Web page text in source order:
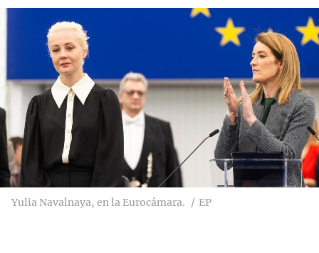
Yulia Navalnaya, en la Eurocámara. EP